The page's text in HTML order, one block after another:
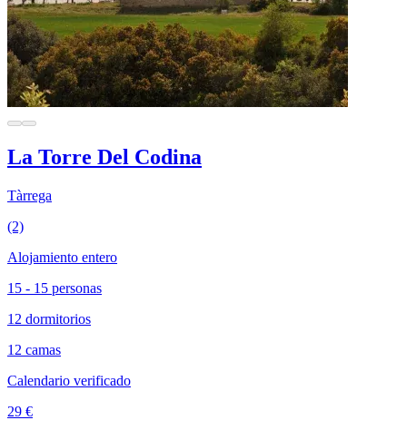
La Torre Del Codina
Tàrrega
(2)
Alojamiento entero
15 - 15 personas
12 dormitorios
12 camas
Calendario verificado
29 €